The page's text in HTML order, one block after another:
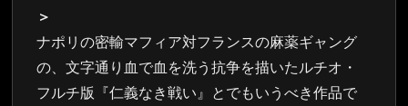
＞
ナポリの密輸マフィア対フランスの麻薬ギャング
の、文字通り血で血を洗う抗争を描いたルチオ・
フルチ版『仁義なき戦い』とでもいうべき作品で